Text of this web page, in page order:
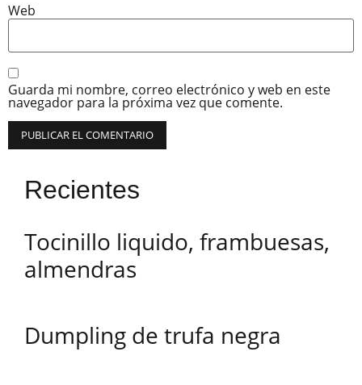
Web
Guarda mi nombre, correo electrónico y web en este
navegador para la próxima vez que comente.
Recientes
Tocinillo liquido, frambuesas,
almendras
Dumpling de trufa negra